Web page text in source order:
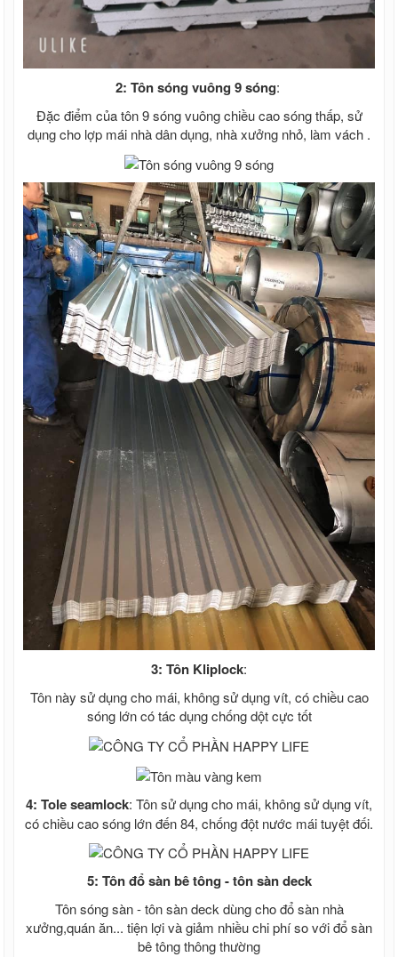
2: Tôn sóng vuông 9 sóng:
Đặc điểm của tôn 9 sóng vuông chiều cao sóng thấp, sử
dụng cho lợp mái nhà dân dụng, nhà xưởng nhỏ, làm vách .
3: Tôn Kliplock:
Tôn này sử dụng cho mái, không sử dụng vít, có chiều cao
sóng lớn có tác dụng chống dột cực tốt
4: Tole seamlock: Tôn sử dụng cho mái, không sử dụng vít,
có chiều cao sóng lớn đến 84, chống đột nước mái tuyệt đối.
5: Tôn đổ sàn bê tông - tôn sàn deck
Tôn sóng sàn - tôn sàn deck dùng cho đổ sàn nhà
xưởng,quán ăn... tiện lợi và giảm nhiều chi phí so với đổ sàn
bê tông thông thường